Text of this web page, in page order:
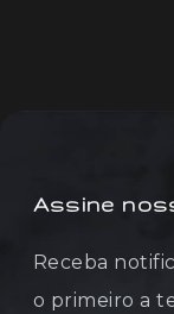
Assine
Receba
o primeiro a